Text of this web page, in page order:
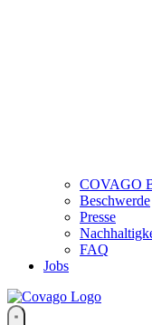
COVAGO
Beschwerde
Presse
FAQ
Jobs